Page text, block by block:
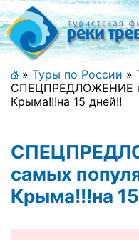
Меню
+7 (911) 182-
Адрес офиса,
Главная
» Туры по России »
СПЕЦПРЕДЛОЖЕНИЕ
Крыма!!!на 15 дней!!
самых
Крыма!!!на